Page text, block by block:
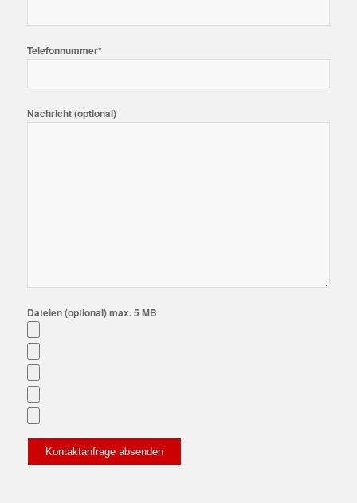
Telefonnummer*
Nachricht (optional)
Dateien (optional) max. 5 MB